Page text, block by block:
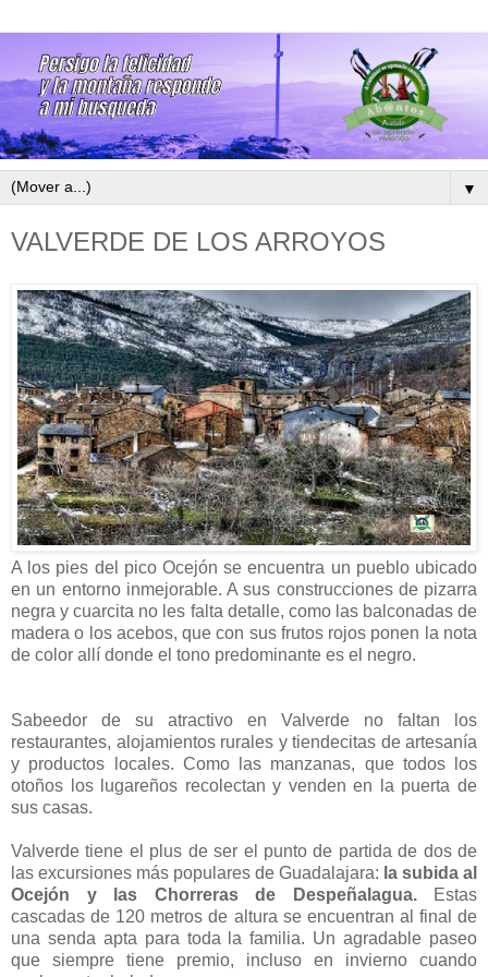
▼
VALVERDE DE LOS ARROYOS
A los pies del pico Ocejón se encuentra un pueblo ubicado
en un entorno inmejorable. A sus construcciones de pizarra
negra y cuarcita no les falta detalle, como las balconadas de
madera o los acebos, que con sus frutos rojos ponen la nota
de color allí donde el tono predominante es el negro.
Sabeedor de su atractivo en Valverde no faltan los
restaurantes, alojamientos rurales y tiendecitas de artesanía
y productos locales. Como las manzanas, que todos los
otoños los lugareños recolectan y venden en la puerta de
sus casas.
Valverde tiene el plus de ser el punto de partida de dos de
las excursiones más populares de Guadalajara: la subida al
Ocejón y las Chorreras de Despeñalagua.Estas
cascadas de 120 metros de altura se encuentran al final de
una senda apta para toda la familia. Un agradable paseo
que siempre tiene premio, incluso en invierno cuando